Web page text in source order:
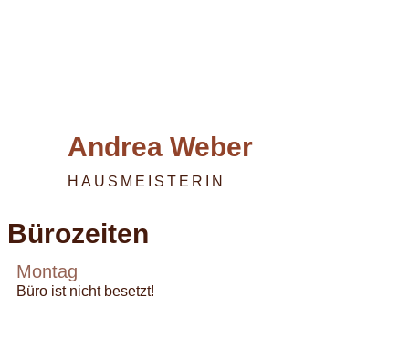
Andrea Weber
HAUSMEISTERIN
Bürozeiten
Montag
Büro ist nicht besetzt!